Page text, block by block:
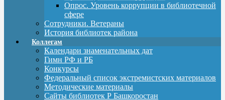
Опрос. Уровень коррупции в библиотечной
сфере
Сотрудники. Ветераны
История библиотек района
Коллегам
Календари знаменательных дат
Гимн РФ и РБ
Конкурсы
Федеральный список экстремистских материалов
Методические материалы
Сайты библиотек Р Башкоростан